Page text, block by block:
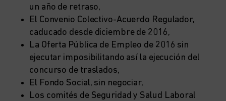
un año de retraso,
El Convenio Colectivo-Acuerdo Regulador,
caducado desde diciembre de 2016,
La Oferta Pública de Empleo de 2016 sin
ejecutar imposibilitando así la ejecución del
concurso de traslados,
El Fondo Social, sin negociar,
Los comités de Seguridad y Salud Laboral